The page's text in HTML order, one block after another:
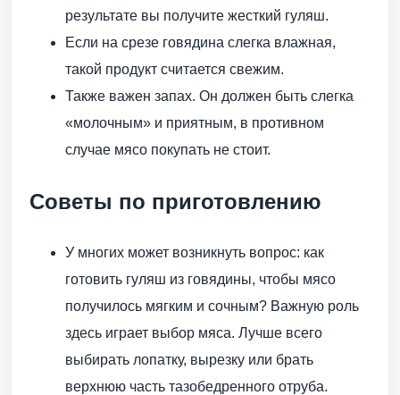
результате вы получите жесткий гуляш.
Если на срезе говядина слегка влажная,
такой продукт считается свежим.
Также важен запах. Он должен быть слегка
«молочным» и приятным, в противном
случае мясо покупать не стоит.
Советы по приготовлению
У многих может возникнуть вопрос: как
готовить гуляш из говядины, чтобы мясо
получилось мягким и сочным? Важную роль
здесь играет выбор мяса. Лучше всего
выбирать лопатку, вырезку или брать
верхнюю часть тазобедренного отруба.